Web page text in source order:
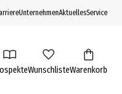
UnternehmenAktuellesService
WunschlisteWarenkorb